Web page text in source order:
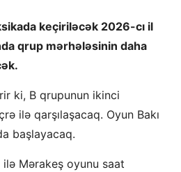
keçiriləcək 2026-cı il
qrup mərhələsinin daha
ki, B qrupunun ikinci
ilə qarşılaşacaq. Oyun Bakı
başlayacaq.
Mərakeş oyunu saat